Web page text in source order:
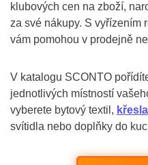
klubových cen na zboží,
za své nákupy. S vyřízením
vám pomohou v prodejně
V katalogu SCONTO
jednotlivých místností
vyberete bytový textil, křesla
svítidla nebo doplňky do